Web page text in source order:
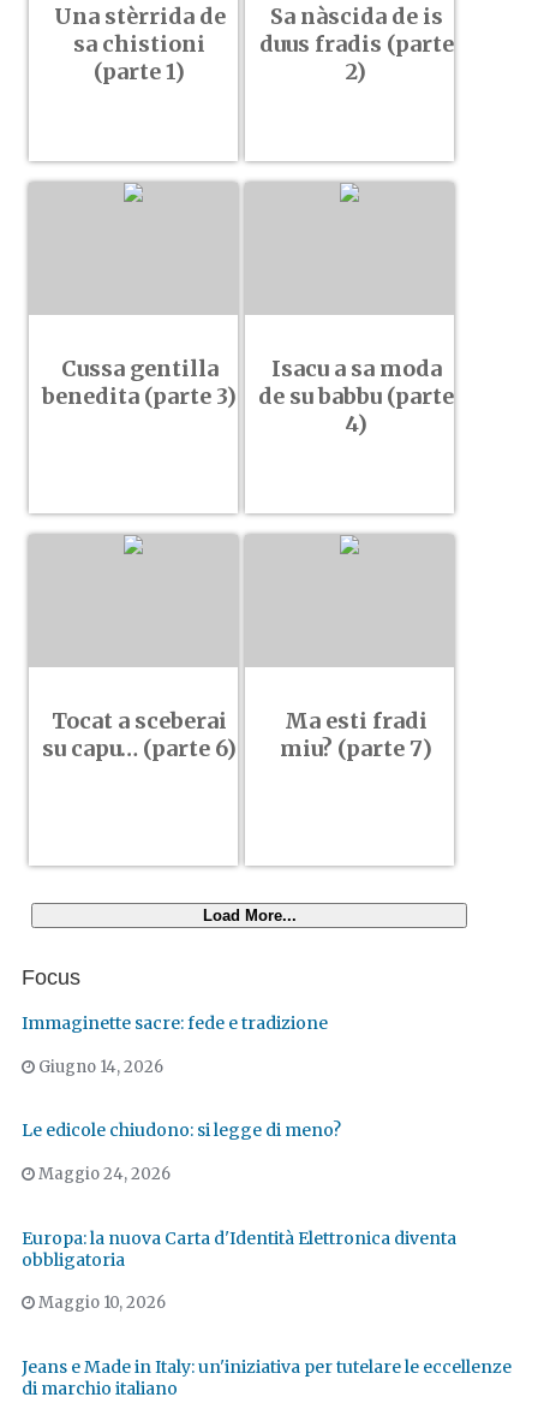
Una stèrrida de
sa chistioni
(parte 1)
Sa nàscida de is
duus fradis (parte
2)
Cussa gentilla
benedita (parte 3)
Isacu a sa moda
de su babbu (parte
4)
Tocat a sceberai
su capu… (parte 6)
Ma esti fradi
miu? (parte 7)
Load More...
Focus
Immaginette sacre: fede e tradizione
Giugno 14, 2026
Le edicole chiudono: si legge di meno?
Maggio 24, 2026
Europa: la nuova Carta d'Identità Elettronica diventa
obbligatoria
Maggio 10, 2026
Jeans e Made in Italy: un'iniziativa per tutelare le eccellenze
di marchio italiano